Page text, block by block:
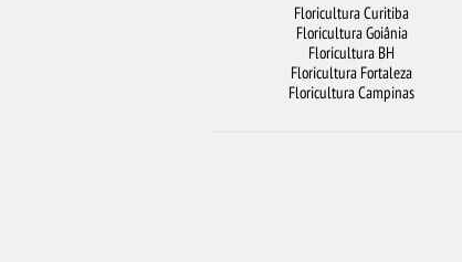
Floricultura Curitiba
Floricultura Goiânia
Floricultura BH
Floricultura Fortaleza
Floricultura Campinas